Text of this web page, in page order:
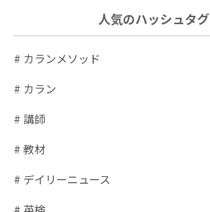
人気のハッシュタグ
# カランメソッド
# カラン
# 講師
# 教材
# デイリーニュース